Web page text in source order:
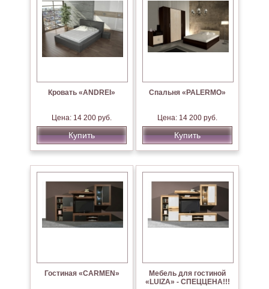
Кровать «ANDREI»
Цена: 14 200 руб.
Купить
Спальня «PALERMO»
Цена: 14 200 руб.
Купить
Гостиная «CARMEN»
Мебель для гостиной
«LUIZA» - СПЕЦЦЕНА!!!